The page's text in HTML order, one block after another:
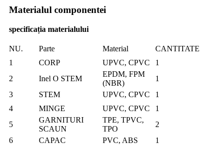
Materialul componentei
specificația materialului
NU. Parte Material
CANTITATE
1
CORP UPVC, CPVC
1
2
Inel O STEM
EPDM, FPM
(NBR)
1
3
STEM UPVC, CPVC
1
4
MINGE UPVC, CPVC
1
5
GARNITURI
SCAUN
TPE, TPVC,
TPO
2
6
CAPAC PVC, ABS
1